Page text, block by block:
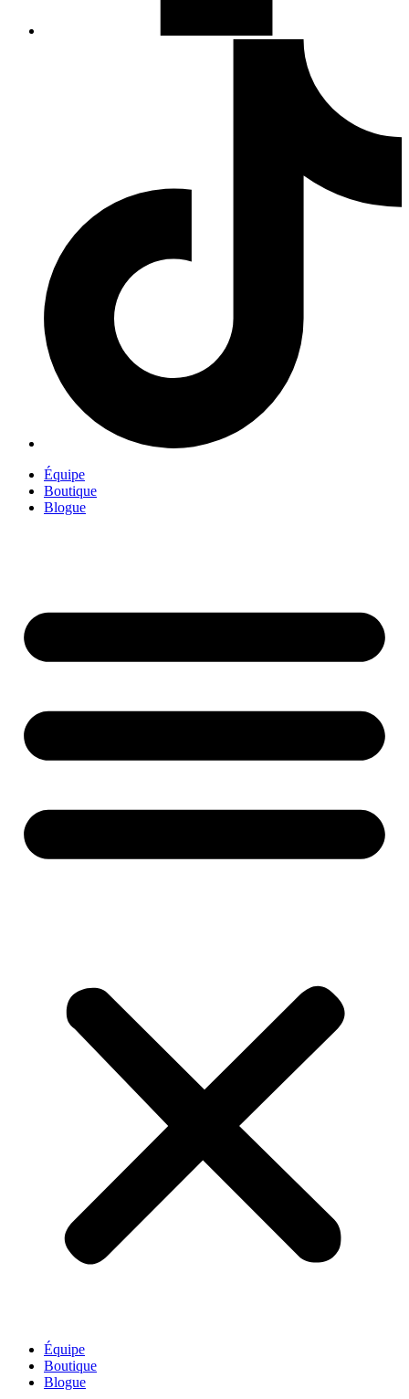
Équipe
Boutique
Blogue
Équipe
Boutique
Blogue